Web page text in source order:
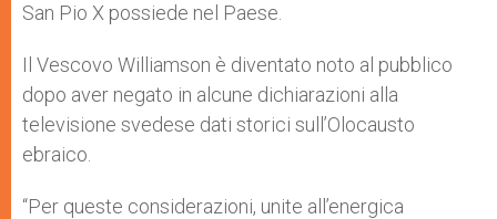
San Pio X possiede nel Paese.
Il Vescovo Williamson è diventato noto al pubblico
dopo aver negato in alcune dichiarazioni alla
televisione svedese dati storici sull’Olocausto
ebraico.
“Per queste considerazioni, unite all’energica